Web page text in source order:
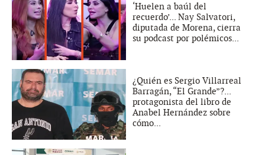
‘Huelen a baúl del
recuerdo’... Nay Salvatori,
diputada de Morena, cierra
su podcast por polémicos...
¿Quién es Sergio Villarreal
Barragán, “El Grande”?...
protagonista del libro de
Anabel Hernández sobre
cómo...